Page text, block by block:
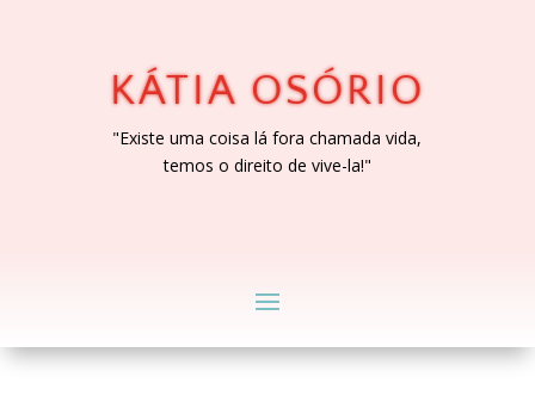
KÁTIA OSÓRIO
"Existe uma coisa lá fora chamada vida,
temos o direito de vive-la!"